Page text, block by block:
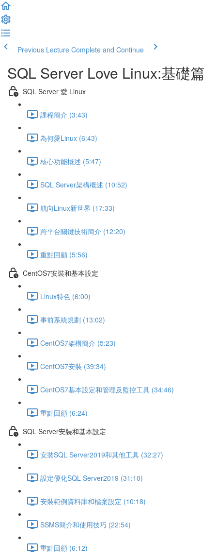
Previous Lecture Complete and Continue
SQL Server Love Linux:基礎篇
SQL Server 愛 Linux
課程簡介 (3:43)
為何愛Linux (6:43)
核心功能概述 (5:47)
SQL Server架構概述 (10:52)
航向Linux新世界 (17:33)
跨平台關鍵技術簡介 (12:20)
重點回顧 (5:56)
CentOS7安裝和基本設定
Linux特色 (6:00)
事前系統規劃 (13:02)
CentOS7架構簡介 (5:23)
CentOS7安裝 (39:34)
CentOS7基本設定和管理及監控工具 (34:46)
重點回顧 (6:24)
SQL Server安裝和基本設定
安裝SQL Server2019和其他工具 (32:27)
設定優化SQL Server2019 (31:10)
安裝範例資料庫和檔案設定 (10:18)
SSMS簡介和使用技巧 (22:54)
重點回顧 (6:12)